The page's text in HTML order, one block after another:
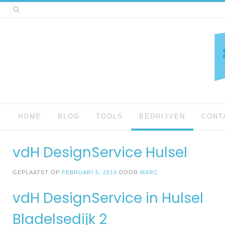
Spring
naar
HOME BLOG TOOLS BEDRIJVEN
vdH DesignService Hulsel
GEPLAATST OP FEBRUARI 5, 2019 DOOR MARC
vdH DesignService in Hulsel
Bladelsedijk 2